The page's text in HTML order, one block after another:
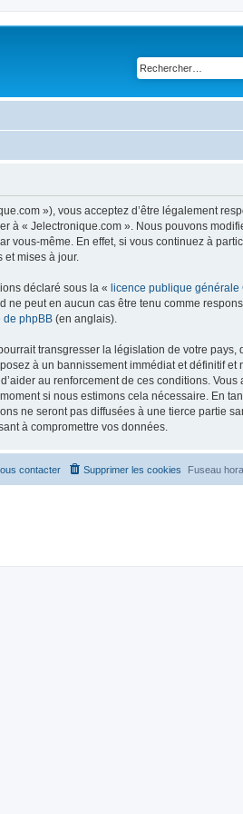
»), vous acceptez d’être légalement
à « Jelectronique.com ». Nous pouvons
vous-même. En effet, si vous continuez à
mises à jour.
déclaré sous la « licence publique générale
peut en aucun cas être tenu comme
de phpBB (en anglais).
transgresser la législation de votre pays,
à un bannissement immédiat et définitif et
au renforcement de ces conditions. Vous
si nous estimons cela nécessaire. En
ne seront pas diffusées à une tierce partie
à compromettre vos données.
Fuseau
Supprimer les cookies
contacter